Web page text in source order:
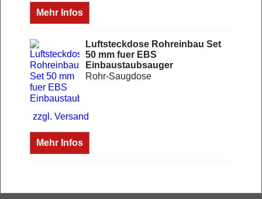
Mehr Infos
Luftsteckdose Rohreinbau Set
50 mm fuer EBS
Einbaustaubsauger
Rohr-Saugdose
zzgl. Versand
Mehr Infos